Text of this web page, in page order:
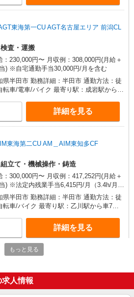
東海第一CU AGT名古屋エリア 前潟CL
査・運搬
：230,000円〜 月収例：308,000円(月給＋
) ※自宅通勤手当30,000円/月を含む
県半田市 勤務詳細：半田市 通勤方法：徒
転車/電車/バイク 最寄り駅：成岩駅から車
詳細を見る
東海第二CU AM＿AIM東知多CF
立て・機械操作・鋳造
：300,000円〜 月収例：417,252円(月給＋
) ※法定内残業手当6,415円/月（3.4h/月）
残業手当60,148円/月（25.5h/月） ※深夜
円/月（68.3h/月） ※休日出勤手当
/月（7.83h/月） ※上記月収例は目安のた
状況や配属先工程によって変動する可能
ます
県半田市 勤務詳細：半田市 通勤方法：徒
転車/バイク 最寄り駅：乙川駅から車7
用可
詳細を見る
械加工
：1,600円〜 月収例：357,000円（時給
もっと見る
人情報